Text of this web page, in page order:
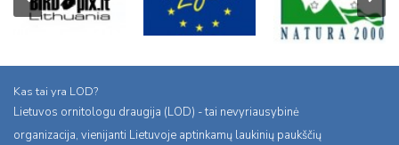
Kas tai yra LOD?
Lietuvos ornitologu draugija (LOD) - tai nevyriausybinė
organizacija, vienijanti Lietuvoje aptinkamų laukinių paukščių